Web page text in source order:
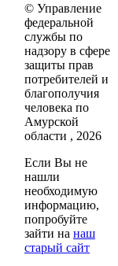
© Управление
федеральной
службы по
надзору в сфере
защиты прав
потребителей и
благополучия
человека по
Амурской
области , 2026
Если Вы не
нашли
необходимую
информацию,
попробуйте
зайти на наш
старый сайт